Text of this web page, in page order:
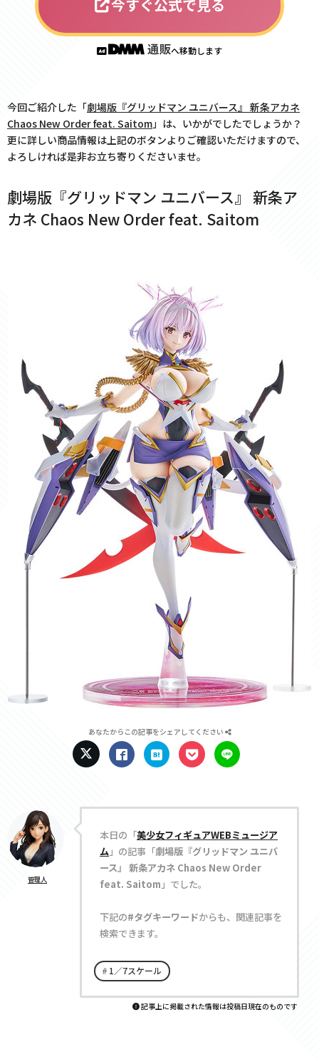
今すぐ公式で見る
へ移動します
今回ご紹介した「劇場版『グリッドマン ユニバース』 新条アカネ
Chaos New Order feat. Saitom」は、いかがでしたでしょうか？
更に詳しい商品情報は上記のボタンよりご確認いただけますので、
よろしければ是非お立ち寄りくださいませ。
劇場版『グリッドマン ユニバース』 新条ア
カネ Chaos New Order feat. Saitom
あなたからこの記事をシェアしてください
管理人
本日の「美少女フィギュアWEBミュージア
ム」の記事「劇場版『グリッドマン ユニバ
ース』 新条アカネ Chaos New Order
feat. Saitom 」でした。
下記の#タグキーワードからも、関連記事を
検索できます。
1／7スケール
記事上に掲載された情報は投稿日現在のものです